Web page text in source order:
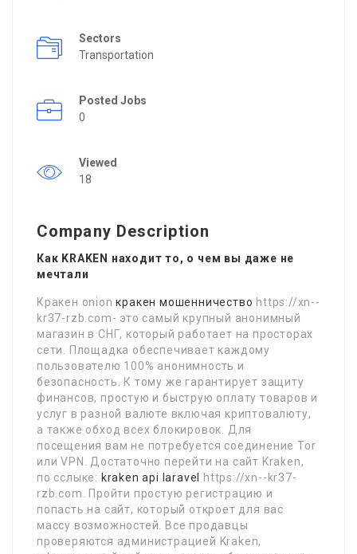
Sectors
Transportation
Posted Jobs
0
Viewed
18
Company Description
Как KRAKEN находит то, о чем вы даже не
мечтали
Кракен onionкракен мошенничество https://xn--
kr37-rzb.com- это самый крупный анонимный
магазин в СНГ, который работает на просторах
сети. Площадка обеспечивает каждому
пользователю 100% анонимность и
безопасность. К тому же гарантирует защиту
финансов, простую и быструю оплату товаров и
услуг в разной валюте включая криптовалюту,
а также обход всех блокировок. Для
посещения вам не потребуется соединение Tor
или VPN. Достаточно перейти на сайт Kraken,
по сслыке: kraken api laravel https://xn--kr37-
rzb.com. Пройти простую регистрацию и
попасть на сайт, который откроет для вас
массу возможностей. Все продавцы
проверяются администрацией Kraken,